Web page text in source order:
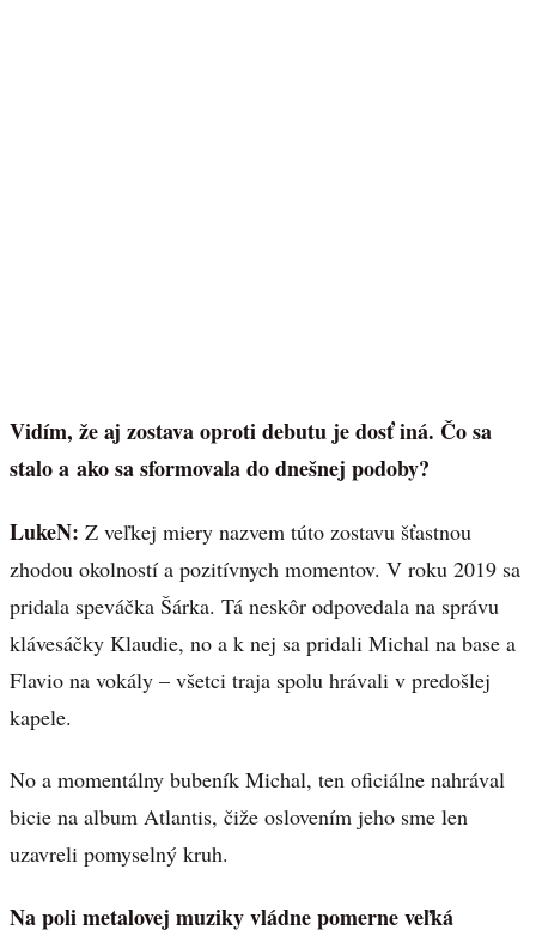
Vidím, že aj zostava oproti debutu je dosť iná. Čo sa
stalo a ako sa sformovala do dnešnej podoby?
LukeN: Z veľkej miery nazvem túto zostavu šťastnou
zhodou okolností a pozitívnych momentov. V roku 2019 sa
pridala speváčka Šárka. Tá neskôr odpovedala na správu
klávesáčky Klaudie, no a k nej sa pridali Michal na base a
Flavio na vokály – všetci traja spolu hrávali v predošlej
kapele.
No a momentálny bubeník Michal, ten oficiálne nahrával
bicie na album Atlantis, čiže oslovením jeho sme len
uzavreli pomyselný kruh.
Na poli metalovej muziky vládne pomerne veľká